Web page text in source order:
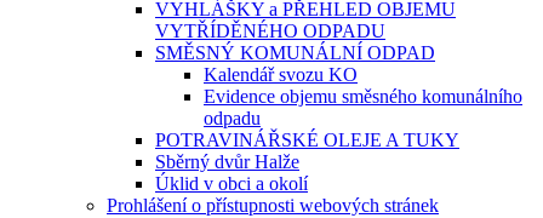
VYHLÁŠKY a PŘEHLED OBJEMU
VYTŘÍDĚNÉHO ODPADU
SMĚSNÝ KOMUNÁLNÍ ODPAD
Kalendář svozu KO
Evidence objemu směsného komunálního
odpadu
POTRAVINÁŘSKÉ OLEJE A TUKY
Sběrný dvůr Halže
Úklid v obci a okolí
Prohlášení o přístupnosti webových stránek